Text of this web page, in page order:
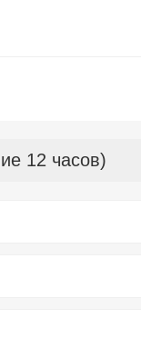
12 часов)